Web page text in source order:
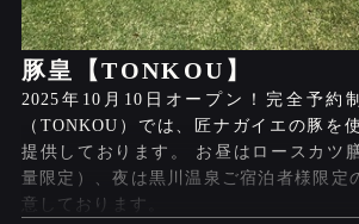
豚皇【TONKOU】
2025年10月10日オープン！完全予約
（TONKOU）では、匠ナガイエの豚を
提供しております。 お昼はロースカツ
量限定）、夜は黒川温泉ご宿泊者様限定
意しております。